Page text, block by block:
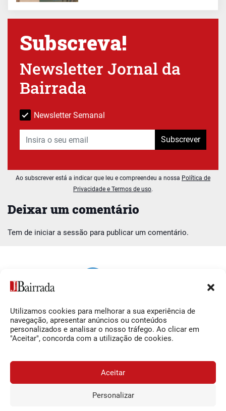
Utilizamos cookies para melhorar a sua experiência de
navegação, apresentar anúncios ou conteúdos
personalizados e analisar o nosso tráfego. Ao clicar em
"Aceitar", concorda com a utilização de cookies.
Aceitar
Personalizar
Deixar um comentário
Tem de iniciar a sessão para publicar um comentário.
Subscreva!
Newsletter Jornal da
Bairrada
Newsletter Semanal
Subscrever
Ao subscrever está a indicar que leu e compreendeu a nossa Política de
Privacidade e Termos de uso.
Siga-nos
Facebook
O Jornal da Bairrada
Contactos
Termos e Condições